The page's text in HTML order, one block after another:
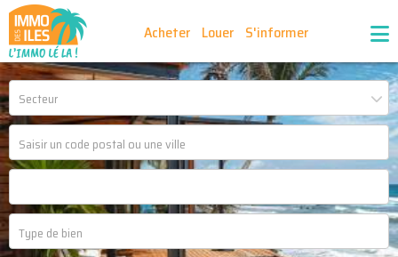
Acheter Louer S'informer
Nos outils Ma sélection d'annonces
Recrutement Partenaires
Secteur